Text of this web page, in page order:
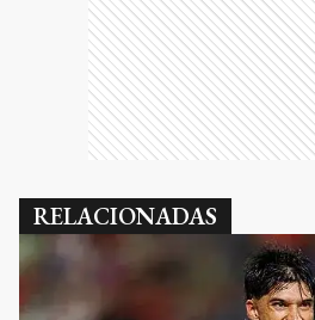
RELACIONADAS